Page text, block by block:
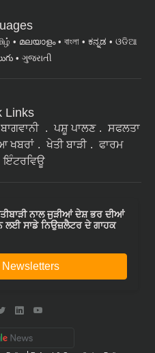
മലയാളം বাংলা ಕನ್ನಡ
ଓଡିଆ
ગુજરાતી
Links
ਬਾਗਵਾਨੀ ਪਸ਼ੂ ਪਾਲਣ
ਸਫਲਤਾ
ਖਬਰਾਂ ਖੇਤੀ ਬਾੜੀ
ਫਾਰਮ
ਇੰਟਰਵਿਊ
ਨਾਲ ਜੁੜੀਆਂ ਦੇਸ਼ ਭਰ ਦੀਆਂ
ਲਈ ਸਾਡੇ ਨਿਉਜ਼ਲੈਟਰ ਦੇ ਗਾਹਕ